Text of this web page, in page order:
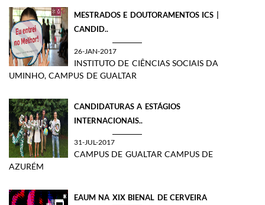
MESTRADOS E DOUTORAMENTOS ICS |
CANDID..
26-JAN-2017
INSTITUTO DE CIÊNCIAS SOCIAIS DA
UMINHO, CAMPUS DE GUALTAR
CANDIDATURAS A ESTÁGIOS
INTERNACIONAIS..
31-JUL-2017
CAMPUS DE GUALTAR CAMPUS DE
AZURÉM
EAUM NA XIX BIENAL DE CERVEIRA